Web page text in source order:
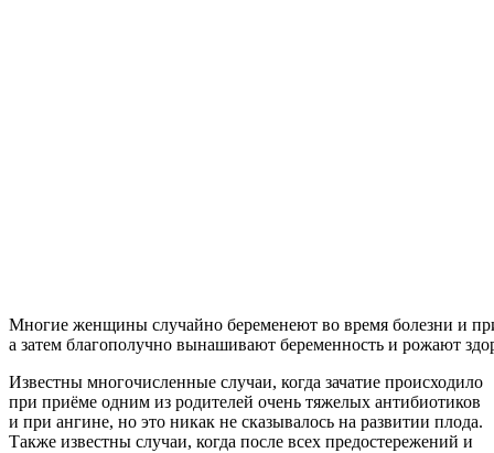
Многие женщины случайно беременеют во время болезни и
а затем благополучно вынашивают беременность и рожают
Известны многочисленные случаи, когда зачатие происходило
при приёме одним из родителей очень тяжелых антибиотиков
и при ангине, но это никак не сказывалось на развитии плода.
Также известны случаи, когда после всех предостережений и